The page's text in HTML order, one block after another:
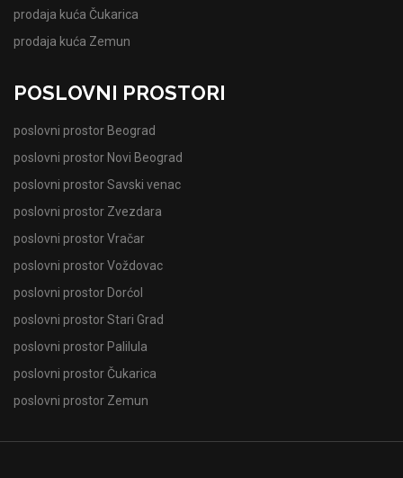
prodaja kuća Čukarica
prodaja kuća Zemun
POSLOVNI PROSTORI
poslovni prostor Beograd
poslovni prostor Novi Beograd
poslovni prostor Savski venac
poslovni prostor Zvezdara
poslovni prostor Vračar
poslovni prostor Voždovac
poslovni prostor Dorćol
poslovni prostor Stari Grad
poslovni prostor Palilula
poslovni prostor Čukarica
poslovni prostor Zemun